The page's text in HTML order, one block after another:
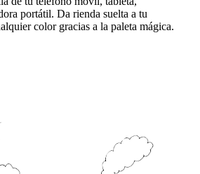
portátil. Da rienda suelta a tu
color gracias a la paleta mágica.